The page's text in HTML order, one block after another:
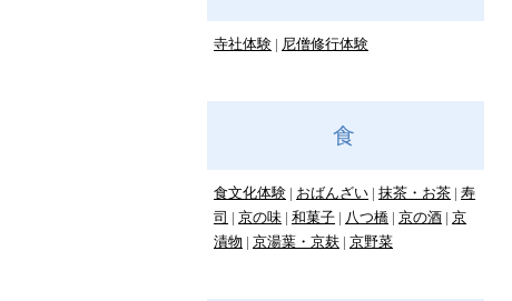
寺社体験 尼僧修行体験
食
食文化体験 おばんざい 抹茶・お茶 寿
司
京の味 和菓子 八つ橋 京の酒 京
漬物
京湯葉・京麸 京野菜